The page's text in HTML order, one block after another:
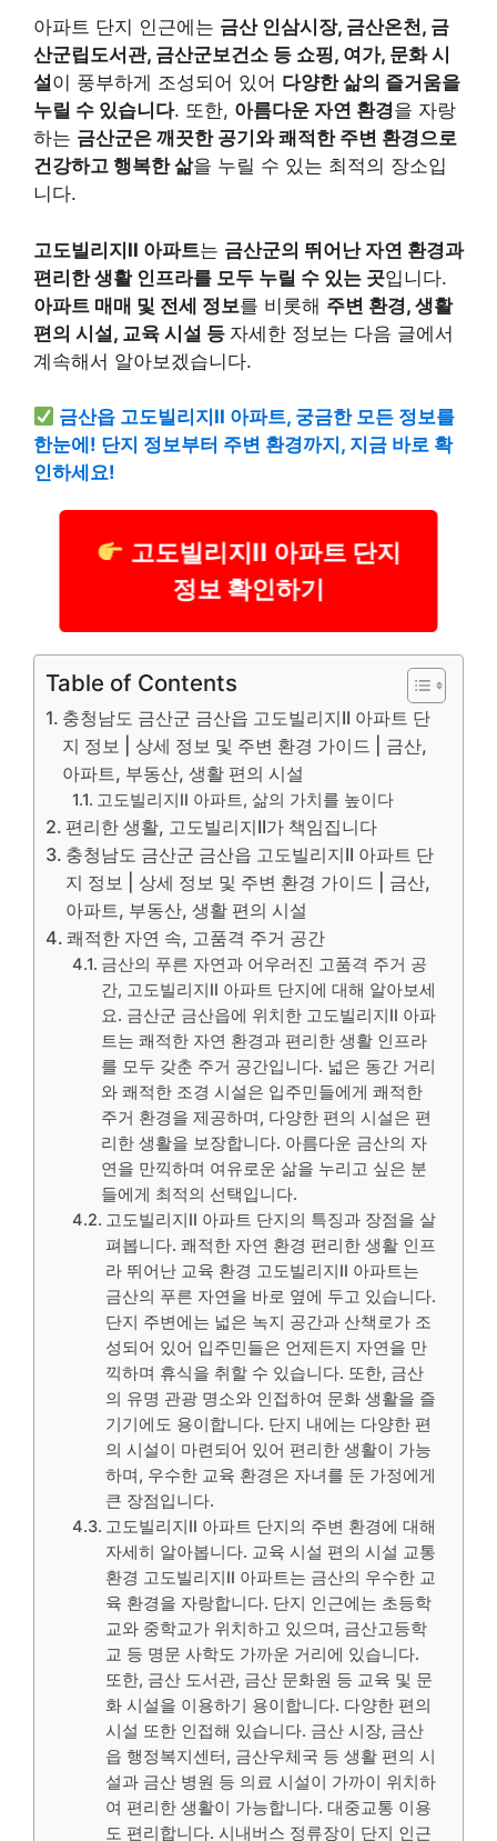
아파트 단지 인근에는 금산 인삼시장, 금산온천, 금
산군립도서관, 금산군보건소 등 쇼핑, 여가, 문화 시
설이 풍부하게 조성되어 있어 다양한 삶의 즐거움을
누릴 수 있습니다. 또한, 아름다운 자연 환경을 자랑
하는 금산군은 깨끗한 공기와 쾌적한 주변 환경으로
건강하고 행복한 삶을 누릴 수 있는 최적의 장소입
니다.
고도빌리지II 아파트는 금산군의 뛰어난 자연 환경과
편리한 생활 인프라를 모두 누릴 수 있는 곳입니다.
아파트 매매 및 전세 정보를 비롯해 주변 환경, 생활
편의 시설, 교육 시설 등 자세한 정보는 다음 글에서
계속해서 알아보겠습니다.
금산읍 고도빌리지II 아파트, 궁금한 모든 정보를
한눈에! 단지 정보부터 주변 환경까지, 지금 바로 확
인하세요!
고도빌리지II 아파트 단지
정보 확인하기
Table of Contents
충청남도 금산군 금산읍 고도빌리지II 아파트 단
지 정보 | 상세 정보 및 주변 환경 가이드 | 금산,
아파트, 부동산, 생활 편의 시설
고도빌리지II 아파트, 삶의 가치를 높이다
편리한 생활, 고도빌리지II가 책임집니다
충청남도 금산군 금산읍 고도빌리지II 아파트 단
지 정보 | 상세 정보 및 주변 환경 가이드 | 금산,
아파트, 부동산, 생활 편의 시설
쾌적한 자연 속, 고품격 주거 공간
금산의 푸른 자연과 어우러진 고품격 주거 공
간, 고도빌리지II 아파트 단지에 대해 알아보세
요. 금산군 금산읍에 위치한 고도빌리지II 아파
트는 쾌적한 자연 환경과 편리한 생활 인프라
를 모두 갖춘 주거 공간입니다. 넓은 동간 거리
와 쾌적한 조경 시설은 입주민들에게 쾌적한
주거 환경을 제공하며, 다양한 편의 시설은 편
리한 생활을 보장합니다. 아름다운 금산의 자
연을 만끽하며 여유로운 삶을 누리고 싶은 분
들에게 최적의 선택입니다.
고도빌리지II 아파트 단지의 특징과 장점을 살
펴봅니다. 쾌적한 자연 환경 편리한 생활 인프
라 뛰어난 교육 환경 고도빌리지II 아파트는
금산의 푸른 자연을 바로 옆에 두고 있습니다.
단지 주변에는 넓은 녹지 공간과 산책로가 조
성되어 있어 입주민들은 언제든지 자연을 만
끽하며 휴식을 취할 수 있습니다. 또한, 금산
의 유명 관광 명소와 인접하여 문화 생활을 즐
기기에도 용이합니다. 단지 내에는 다양한 편
의 시설이 마련되어 있어 편리한 생활이 가능
하며, 우수한 교육 환경은 자녀를 둔 가정에게
큰 장점입니다.
고도빌리지II 아파트 단지의 주변 환경에 대해
자세히 알아봅니다. 교육 시설 편의 시설 교통
환경 고도빌리지II 아파트는 금산의 우수한 교
육 환경을 자랑합니다. 단지 인근에는 초등학
교와 중학교가 위치하고 있으며, 금산고등학
교 등 명문 사학도 가까운 거리에 있습니다.
또한, 금산 도서관, 금산 문화원 등 교육 및 문
화 시설을 이용하기 용이합니다. 다양한 편의
시설 또한 인접해 있습니다. 금산 시장, 금산
읍 행정복지센터, 금산우체국 등 생활 편의 시
설과 금산 병원 등 의료 시설이 가까이 위치하
여 편리한 생활이 가능합니다. 대중교통 이용
도 편리합니다. 시내버스 정류장이 단지 인근